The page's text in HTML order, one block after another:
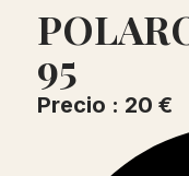
95
Precio : 20 €